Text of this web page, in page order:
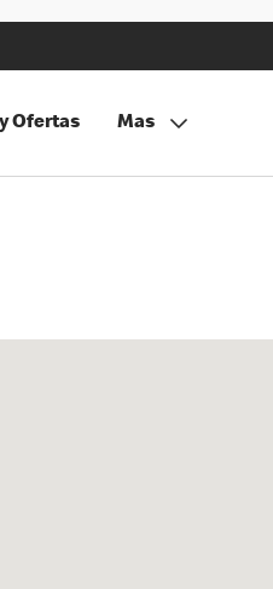
Ofertas Mas